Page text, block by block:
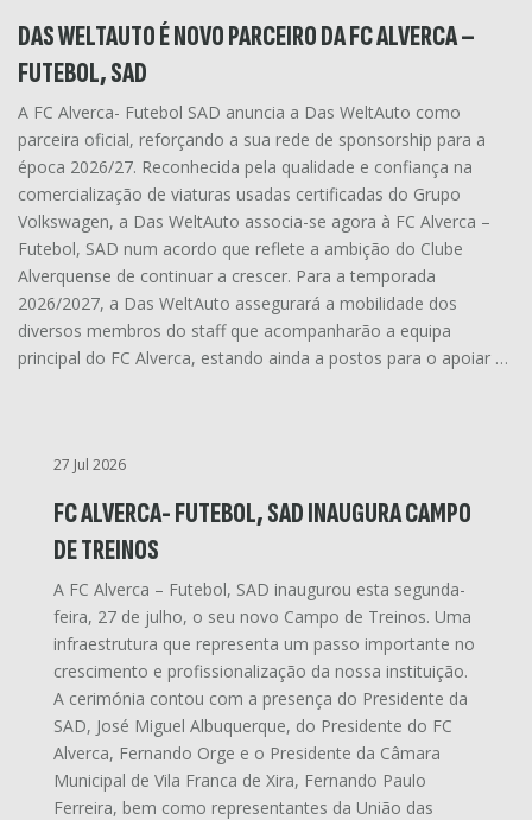
DAS WELTAUTO É NOVO PARCEIRO DA FC ALVERCA –
FUTEBOL, SAD
A FC Alverca- Futebol SAD anuncia a Das WeltAuto como
parceira oficial, reforçando a sua rede de sponsorship para a
época 2026/27. Reconhecida pela qualidade e confiança na
comercialização de viaturas usadas certificadas do Grupo
Volkswagen, a Das WeltAuto associa-se agora à FC Alverca –
Futebol, SAD num acordo que reflete a ambição do Clube
Alverquense de continuar a crescer. Para a temporada
2026/2027, a Das WeltAuto assegurará a mobilidade dos
diversos membros do staff que acompanharão a equipa
principal do FC Alverca, estando ainda a postos para o apoiar …
27 Jul 2026
FC ALVERCA- FUTEBOL, SAD INAUGURA CAMPO
DE TREINOS
A FC Alverca – Futebol, SAD inaugurou esta segunda-
feira, 27 de julho, o seu novo Campo de Treinos. Uma
infraestrutura que representa um passo importante no
crescimento e profissionalização da nossa instituição.
A cerimónia contou com a presença do Presidente da
SAD, José Miguel Albuquerque, do Presidente do FC
Alverca, Fernando Orge e o Presidente da Câmara
Municipal de Vila Franca de Xira, Fernando Paulo
Ferreira, bem como representantes da União das